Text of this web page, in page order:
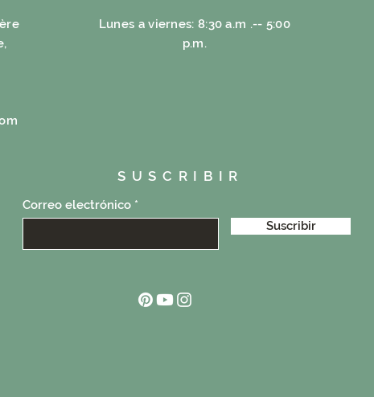
Lunes a viernes: 8:30 a.m .-- 5:00
p.m.
SUSCRIBIR
Correo electrónico
Suscribir